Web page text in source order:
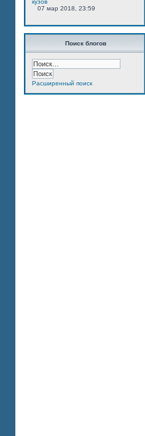
кузов
07 мар 2018, 23:59
Поиск блогов
Расширенный поиск